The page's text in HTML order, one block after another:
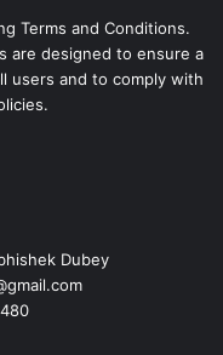
Terms and Conditions.
are designed to ensure a
users and to comply with
Dubey